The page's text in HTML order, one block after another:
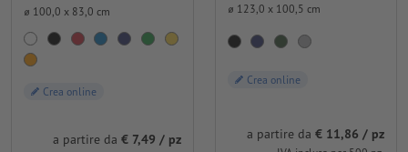
⌀ 100,0 x 83,0 cm
Crea online
a partire da € 7,49 / pz
⌀ 123,0 x 100,5 cm
Crea online
a partire da € 11,86 / pz